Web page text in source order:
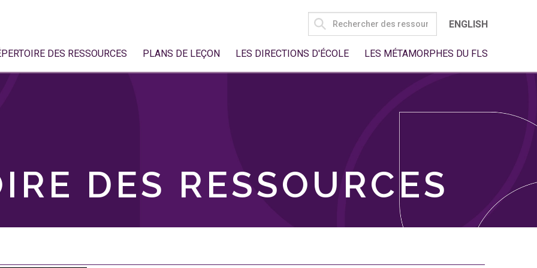
SEARCH
FOR:
ENGLISH
DES RESSOURCES PLANS DE LEÇON LES DIRECTIONS D'ÉCOLE LES MÉTAMORPHES DU FLS
DES RESSOURCES